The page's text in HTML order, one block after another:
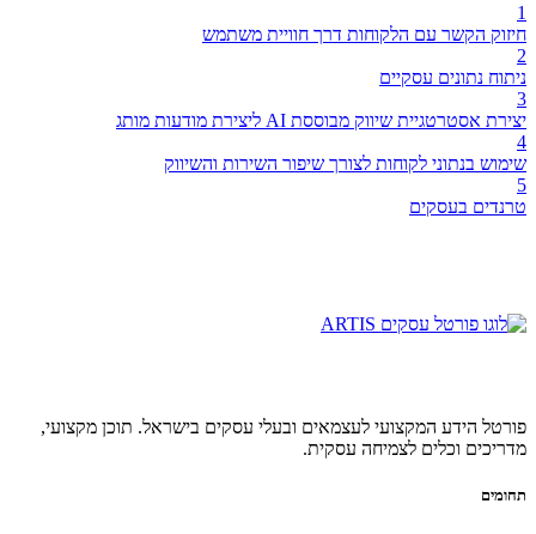
1
חיזוק הקשר עם הלקוחות דרך חוויית משתמש
2
ניתוח נתונים עסקיים
3
יצירת אסטרטגיית שיווק מבוססת AI ליצירת מודעות מותג
4
שימוש בנתוני לקוחות לצורך שיפור השירות והשיווק
5
טרנדים בעסקים
פורטל הידע המקצועי לעצמאים ובעלי עסקים בישראל. תוכן מקצועי,
מדריכים וכלים לצמיחה עסקית.
תחומים